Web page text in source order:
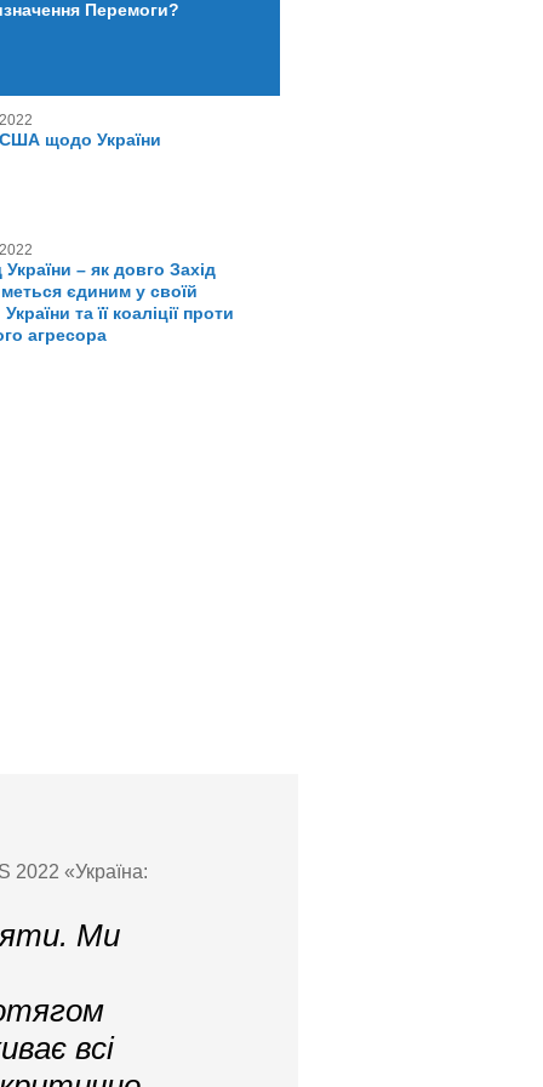
Перемоги?
США щодо України
– як довго Захід
єдиним у своїй
та її коаліції проти
агресора
2022 «Україна:
Ми
всі